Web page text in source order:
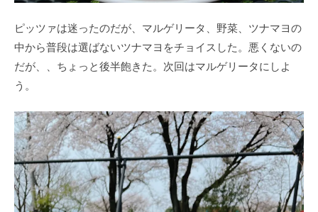
ピッツァは迷ったのだが、マルゲリータ、野菜、ツナマヨの
中から普段は選ばないツナマヨをチョイスした。悪くないの
だが、、ちょっと後半飽きた。次回はマルゲリータにしよ
う。